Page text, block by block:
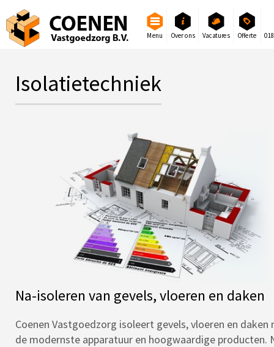
Menu Over ons Vacatures Offerte
Isolatietechniek
Na-isoleren van gevels, vloeren en daken
Coenen Vastgoedzorg isoleert gevels, vloeren en daken
de modernste apparatuur en hoogwaardige producten.